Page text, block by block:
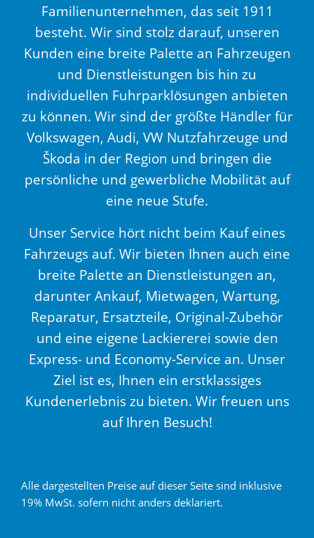
Familienunternehmen, das seit 1911
besteht. Wir sind stolz darauf, unseren
Kunden eine breite Palette an Fahrzeugen
und Dienstleistungen bis hin zu
individuellen Fuhrparklösungen anbieten
zu können. Wir sind der größte Händler für
Volkswagen, Audi, VW Nutzfahrzeuge und
Škoda in der Region und bringen die
persönliche und gewerbliche Mobilität auf
eine neue Stufe.
Unser Service hört nicht beim Kauf eines
Fahrzeugs auf. Wir bieten Ihnen auch eine
breite Palette an Dienstleistungen an,
darunter Ankauf, Mietwagen, Wartung,
Reparatur, Ersatzteile, Original-Zubehör
und eine eigene Lackiererei sowie den
Express- und Economy-Service an. Unser
Ziel ist es, Ihnen ein erstklassiges
Kundenerlebnis zu bieten. Wir freuen uns
auf Ihren Besuch!
Alle dargestellten Preise auf dieser Seite sind inklusive
19% MwSt. sofern nicht anders deklariert.